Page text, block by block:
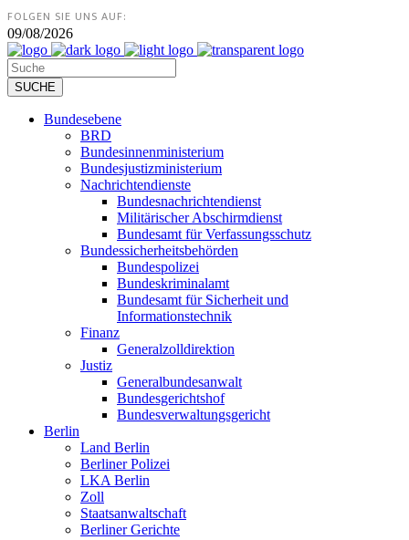
FOLGEN SIE UNS AUF:
09/08/2026
Bundesebene
BRD
Bundesinnenministerium
Bundesjustizministerium
Nachrichtendienste
Bundesnachrichtendienst
Militärischer Abschirmdienst
Bundesamt für Verfassungsschutz
Bundessicherheitsbehörden
Bundespolizei
Bundeskriminalamt
Bundesamt für Sicherheit und
Informationstechnik
Finanz
Generalzolldirektion
Justiz
Generalbundesanwalt
Bundesgerichtshof
Bundesverwaltungsgericht
Berlin
Land Berlin
Berliner Polizei
LKA Berlin
Zoll
Staatsanwaltschaft
Berliner Gerichte